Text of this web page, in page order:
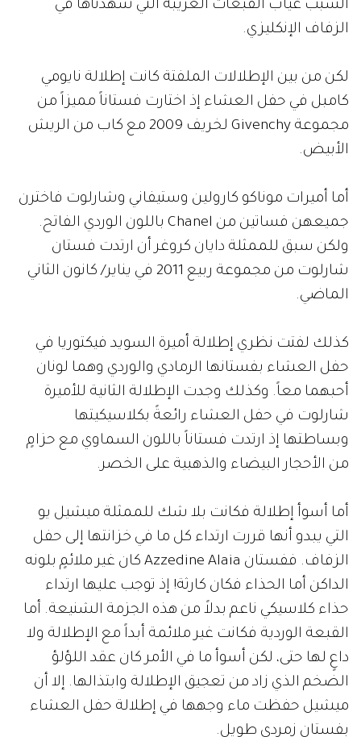
السبب غياب القبعات الغريبة التي شهدناها في
الزفاف الإنكليزي.
لكن من بين الإطلالات الملفتة كانت إطلالة نايومي
كامبل في حفل العشاء إذ اختارت فستاناً مميزاً من
مجموعة Givenchy لخريف 2009 مع كاب من الريش
الأبيض.
أما أميرات موناكو كارولين وستيفاني وشارلوت فاخترن
جميعهن فساتين من Chanel باللون الوردي الفاتح.
ولكن سبق للممثلة دايان كروغر أن ارتدت فستان
شارلوت من مجموعة ربيع 2011 في يناير/ كانون الثاني
الماضي.
كذلك لفتت نظري إطلالة أميرة السويد فيكتوريا في
حفل العشاء بفستانها الرمادي والوردي وهما لونان
أحبهما معاً. وكذلك وجدت الإطلالة الثانية للأميرة
شارلوت في حفل العشاء رائعةً بكلاسيكيتها
وبساطتها إذ ارتدت فستاناً باللون السماوي مع حزامٍ
من الأحجار البيضاء والذهبية على الخصر.
أما أسوأ إطلالة فكانت بلا شك للممثلة ميشيل يو
التي يبدو أنها قررت ارتداء كل ما في خزانتها إلى حفل
الزفاف. ففستان Azzedine Alaia كان غير ملائمٍ بلونه
الداكن أما الحذاء فكان كارثة! إذ توجب عليها ارتداء
حذاء كلاسيكي ناعم بدلاً من هذه الجزمة الشنيعة. أما
القبعة الوردية فكانت غير ملائمة أبداً مع الإطلالة ولا
داعٍ لها حتى، لكن أسوأ ما في الأمر كان عقد اللؤلؤ
الضخم الذي زاد من تعجيق الإطلالة وابتذالها. إلا أن
ميشيل حفظت ماء وجهها في إطلالة حفل العشاء
بفستانٍ زمردي طويل.